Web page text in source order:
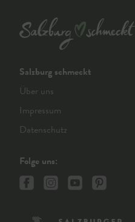
Salzburg schmeckt
Über uns
Impressum
Datenschutz
Folge uns: